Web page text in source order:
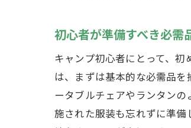
初心者が準備すべき必需
キャンプ初心者にとって、
は、まずは基本的な必需品
ータブルチェアやランタン
施された服装も忘れずに準